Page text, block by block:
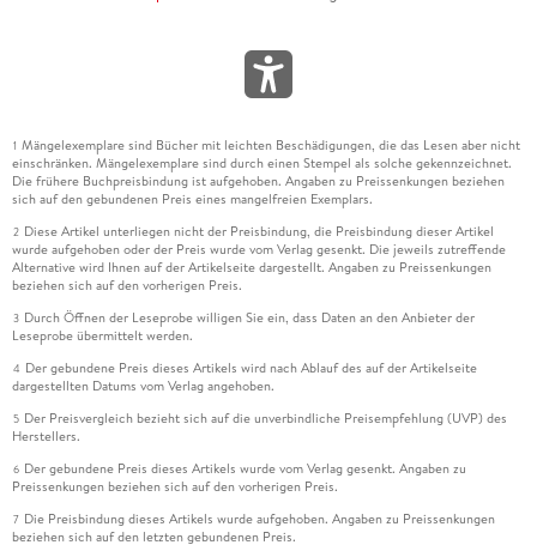
1 Mängelexemplare sind Bücher mit leichten Beschädigungen, die das Lesen aber nicht
einschränken. Mängelexemplare sind durch einen Stempel als solche gekennzeichnet.
Die frühere Buchpreisbindung ist aufgehoben. Angaben zu Preissenkungen beziehen
sich auf den gebundenen Preis eines mangelfreien Exemplars.
2 Diese Artikel unterliegen nicht der Preisbindung, die Preisbindung dieser Artikel
wurde aufgehoben oder der Preis wurde vom Verlag gesenkt. Die jeweils zutreffende
Alternative wird Ihnen auf der Artikelseite dargestellt. Angaben zu Preissenkungen
beziehen sich auf den vorherigen Preis.
3 Durch Öffnen der Leseprobe willigen Sie ein, dass Daten an den Anbieter der
Leseprobe übermittelt werden.
4 Der gebundene Preis dieses Artikels wird nach Ablauf des auf der Artikelseite
dargestellten Datums vom Verlag angehoben.
5 Der Preisvergleich bezieht sich auf die unverbindliche Preisempfehlung (UVP) des
Herstellers.
6 Der gebundene Preis dieses Artikels wurde vom Verlag gesenkt. Angaben zu
Preissenkungen beziehen sich auf den vorherigen Preis.
7 Die Preisbindung dieses Artikels wurde aufgehoben. Angaben zu Preissenkungen
beziehen sich auf den letzten gebundenen Preis.